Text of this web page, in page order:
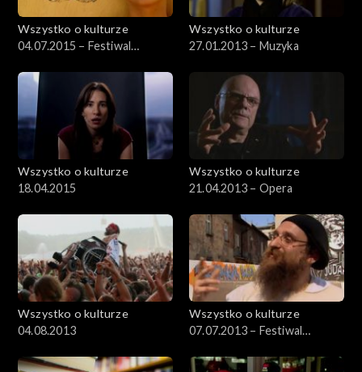
Wszystko o kulturze
04.07.2015 – Festiwal
Wszystko o kulturze
27.01.2013 – Muzyka
Wszystko o kulturze
18.04.2015
Wszystko o kulturze
21.04.2013 – Opera
Wszystko o kulturze
04.08.2013
Wszystko o kulturze
07.07.2013 – Festiwal